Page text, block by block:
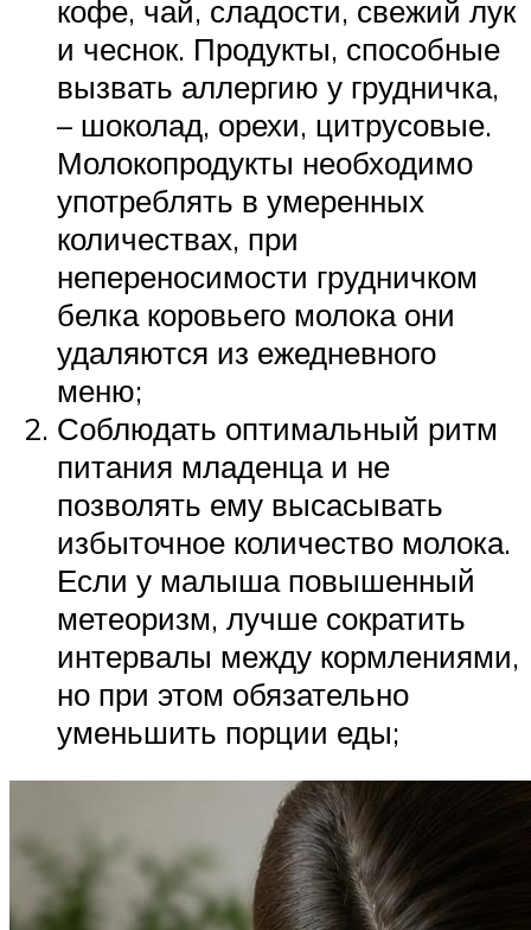
кофе, чай, сладости, свежий лук
и чеснок. Продукты, способные
вызвать аллергию у грудничка,
– шоколад, орехи, цитрусовые.
Молокопродукты необходимо
употреблять в умеренных
количествах, при
непереносимости грудничком
белка коровьего молока они
удаляются из ежедневного
меню;
Соблюдать оптимальный ритм
питания младенца и не
позволять ему высасывать
избыточное количество молока.
Если у малыша повышенный
метеоризм, лучше сократить
интервалы между кормлениями,
но при этом обязательно
уменьшить порции еды;